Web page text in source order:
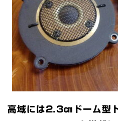
高域には2.3㎝ドーム型